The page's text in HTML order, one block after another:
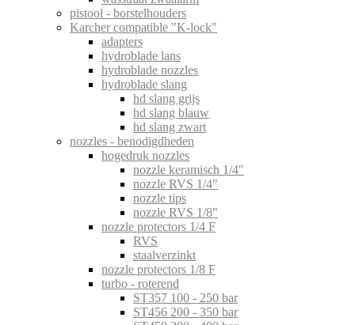
pistool - borstelhouders
Karcher compatible "K-lock"
adapters
hydroblade lans
hydroblade nozzles
hydroblade slang
hd slang grijs
hd slang blauw
hd slang zwart
nozzles - benodigdheden
hogedruk nozzles
nozzle keramisch 1/4"
nozzle RVS 1/4"
nozzle tips
nozzle RVS 1/8"
nozzle protectors 1/4 F
RVS
staalverzinkt
nozzle protectors 1/8 F
turbo - roterend
ST357 100 - 250 bar
ST456 200 - 350 bar